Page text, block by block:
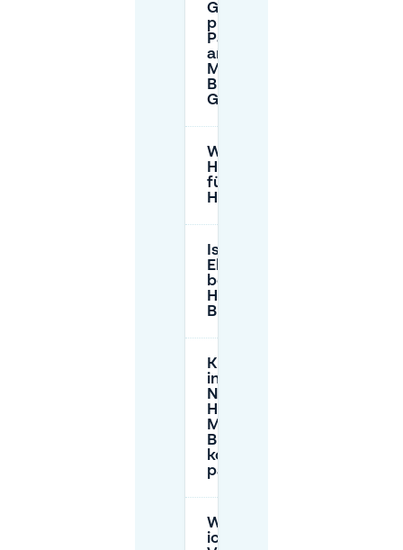
Gibt es
privaten
Parkplatz
am Hotel
Miss
Blanche in
Groningen?
Was ist die
Höhenbeschränkung
für die Garage des
Hotel Miss Blanche?
Ist das Laden von
Elektrofahrzeugen
beim Parken im
Hotel Miss
Blanche möglich?
Kann ich
in der
Nähe des
Hotel
Miss
Blanche
kostenlos
parken?
Wie kann
ich im